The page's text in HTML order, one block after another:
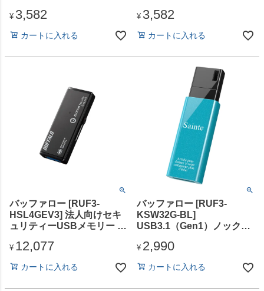
レッド
¥ 3,582
カートに入れる
ブルー
¥ 3,582
カートに入れる
バッファロー [RUF3-
HSL4GEV3] 法人向けセキ
ュリティーUSBメモリー ウ
¥ 12,077
カートに入れる
バッファロー [RUF3-
KSW32G-BL]
USB3.1（Gen1）ノックス
ブルー
¥ 2,990
カートに入れる